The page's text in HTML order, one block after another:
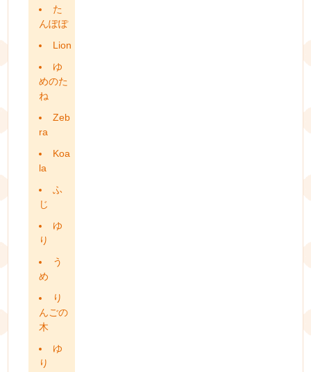
た
んぽぽ
Lion
ゆ
めのた
ね
Zeb
ra
Koa
la
ふ
じ
ゆ
り
う
め
り
んごの
木
ゆ
り